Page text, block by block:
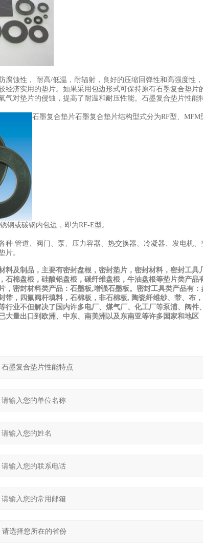
腐蚀性， 耐高/低温，耐辐射，良好的压缩回弹性和高强度性
经济实用的垫片。如果采用包边形式可保持原有石墨复合垫
气对垫片的侵蚀，提高了耐温和耐压性能。石墨复合垫片性能
石墨复合垫片石墨复合垫片结构型式分为RF型、
钢或碳钢内包边，即为RF-E型。
种 管道、阀门、泵、压力容器、热交换器、冷凝器、发电机
片。
料及制品，主要有密封盘根，密封垫片，密封材料，密封工
石棉盘根，硅酸铝盘根，碳纤维盘根，牛油盘根等垫片类产品
，密封材料类产品：石墨板,增强石墨板。密封工具类产品有：
带，四氟阀杆填料，石棉板，非石棉板, 陶瓷纤维纱、带、布
行业不但解决了国内许多电厂、煤气厂、化工厂等泵浦、阀
大量出口到欧洲、中东、南美洲以及东南亚等许多国家和地区